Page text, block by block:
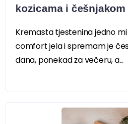
kozicama i češnjakom
Kremasta tjestenina jedno
comfort jela i spremam je
dana, ponekad za večeru, a...